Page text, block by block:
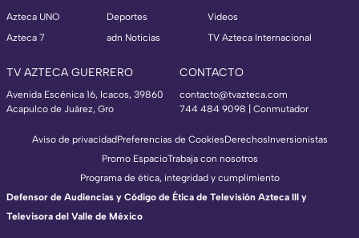
Azteca UNO
Azteca 7
Deportes
adn Noticias
Videos
TV Azteca Internacional
TV AZTECA GUERRERO
Avenida Escénica 16, Icacos, 39860
Acapulco de Juárez, Gro
CONTACTO
contacto@tvazteca.com
744 484 9098 | Conmutador
Aviso de privacidadPreferencias de CookiesDerechosInversionistas
Promo EspacioTrabaja con nosotros
Programa de ética, integridad y cumplimiento
Defensor de Audiencias y Código de Ética de Televisión Azteca III y
Televisora del Valle de México